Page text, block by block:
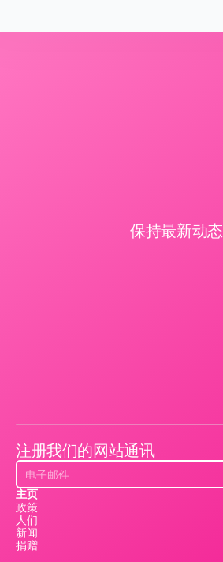
保持最新动态
注册我们的网站通讯
主页
政策
人们
新闻
捐赠